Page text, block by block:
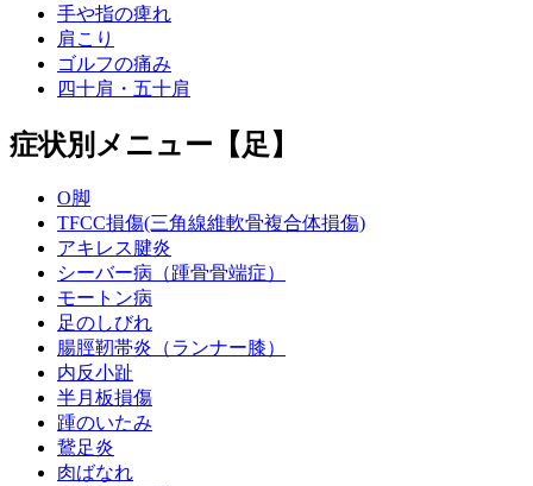
手や指の痺れ
肩こり
ゴルフの痛み
四十肩・五十肩
症状別メニュー【足】
O脚
TFCC損傷(三角線維軟骨複合体損傷)
アキレス腱炎
シーバー病（踵骨骨端症）
モートン病
足のしびれ
腸脛靭帯炎（ランナー膝）
内反小趾
半月板損傷
踵のいたみ
鵞足炎
肉ばなれ